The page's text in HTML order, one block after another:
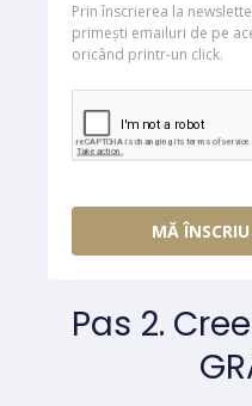
Prin înscrierea la
primești emailuri de pe
oricând printr-un click.
MĂ
Pas 2.